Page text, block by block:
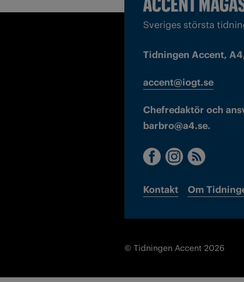
Sveriges största
Tidningen Accent,
accent@iogt.se
Chefredaktör och
barbro@a4.se.
Kontakt Om
© Tidningen Accent 2026